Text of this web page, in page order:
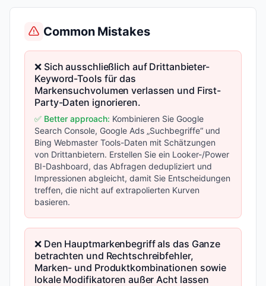
Common Mistakes
❌ Sich ausschließlich auf Drittanbieter-
Keyword-Tools für das
Markensuchvolumen verlassen und First-
Party-Daten ignorieren.
✅ Better approach: Kombinieren Sie Google
Search Console, Google Ads „Suchbegriffe“ und
Bing Webmaster Tools-Daten mit Schätzungen
von Drittanbietern. Erstellen Sie ein Looker-/Power
BI-Dashboard, das Abfragen dedupliziert und
Impressionen abgleicht, damit Sie Entscheidungen
treffen, die nicht auf extrapolierten Kurven
basieren.
❌ Den Hauptmarkenbegriff als das Ganze
betrachten und Rechtschreibfehler,
Marken- und Produktkombinationen sowie
lokale Modifikatoren außer Acht lassen